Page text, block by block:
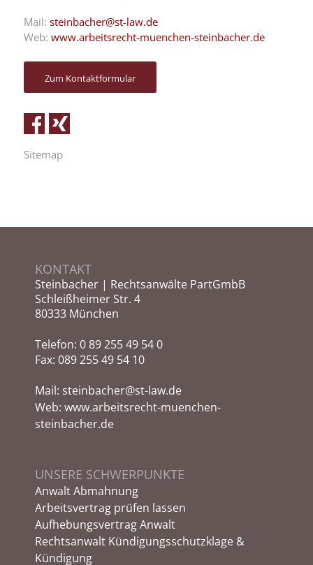
Mail: steinbacher@st-law.de
Web: www.arbeitsrecht-muenchen-steinbacher.de
Zum Kontaktformular
Sitemap
KONTAKT
Steinbacher | Rechtsanwälte PartGmbB
Schleißheimer Str. 4
80333 München
Telefon: 0 89 255 49 54 0
Fax: 089 255 49 54 10
Mail: steinbacher@st-law.de
Web: www.arbeitsrecht-muenchen-
steinbacher.de
UNSERE SCHWERPUNKTE
Anwalt Abmahnung
Arbeitsvertrag prüfen lassen
Aufhebungsvertrag Anwalt
Rechtsanwalt Kündigungsschutzklage &
Kündigung